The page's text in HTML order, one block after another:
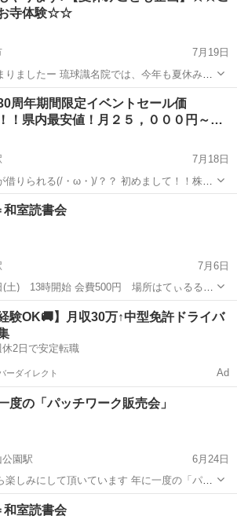
寺体験☆☆
7月19日
では、今年も夏休みの
験】を行います＾０＾ 知っているよう
索しながら、見て・知って・体験するこの企
他 お寺
周年期間限定イベントセール価
！県内最安値！月２５，０００円～の
7月18日
(/・ω・)/？？ 初めまして！！株式
！！ この度30周年を迎えさせていただくこと
！日頃の感謝を込めて！特別キャンペー
駅 その他
和室読書会
7月6日
(土) 13時開始 会費500円 場所はてぃるる4
年目の読書会です。 本が好きな人や本に関す
るかもしれません。 お気軽にご参加をお待ち
駅 その他 読書会
経験OK🚚】月収30万↑中型免許ドライバ
休2日で安定転職
ーダイレクト Ad
度の「パッチワーク販売会」
園駅
6月24日
楽しみにして頂いています 年に一度の「パッ
日～11日の10：00～17：
17：00迄となります
山公園駅
和室読書会